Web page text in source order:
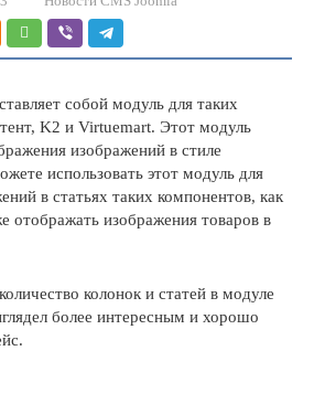
собой модуль для таких
K2 и Virtuemart. Этот модуль
изображений в стиле
использовать этот модуль для
в статьях таких компонентов, как
отображать изображения товаров в
колонок и статей в модуле
более интересным и хорошо